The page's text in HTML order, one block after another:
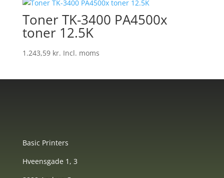
Toner TK-3400 PA4500x
toner 12.5K
1.243,59 kr. Incl. moms
Basic Printers
Hveensgade 1, 3